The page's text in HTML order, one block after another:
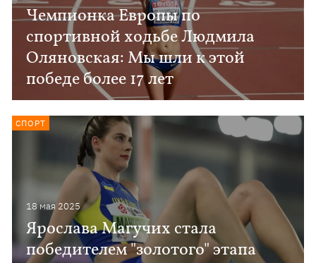
Чемпионка Европы по
спортивной ходьбе Людмила
Оляновская: Мы шли к этой
победе более 17 лет
18 мая 2025
Ярослава Магучих стала
победителем "золотого" этапа
СПОРТ